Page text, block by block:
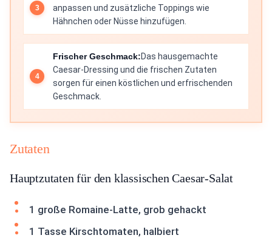
anpassen und zusätzliche Toppings wie
Hähnchen oder Nüsse hinzufügen.
Frischer Geschmack:Das hausgemachte
Caesar-Dressing und die frischen Zutaten
sorgen für einen köstlichen und erfrischenden
Geschmack.
Zutaten
Hauptzutaten für den klassischen Caesar-Salat
1 große Romaine-Latte, grob gehackt
1 Tasse Kirschtomaten, halbiert